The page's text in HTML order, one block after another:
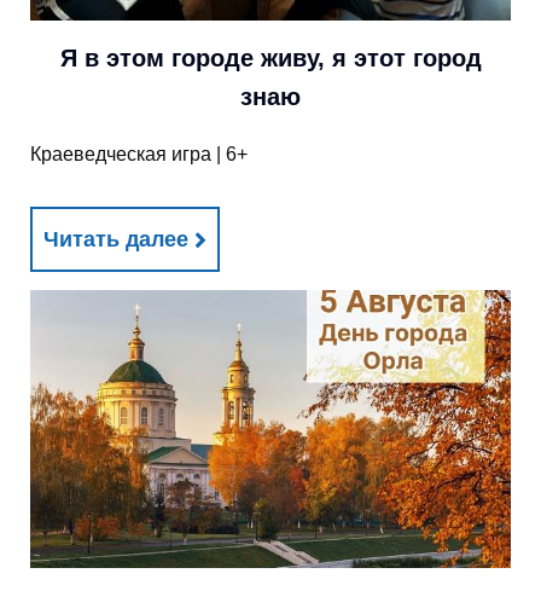
Я в этом городе живу, я этот город
знаю
Краеведческая игра | 6+
Читать далее